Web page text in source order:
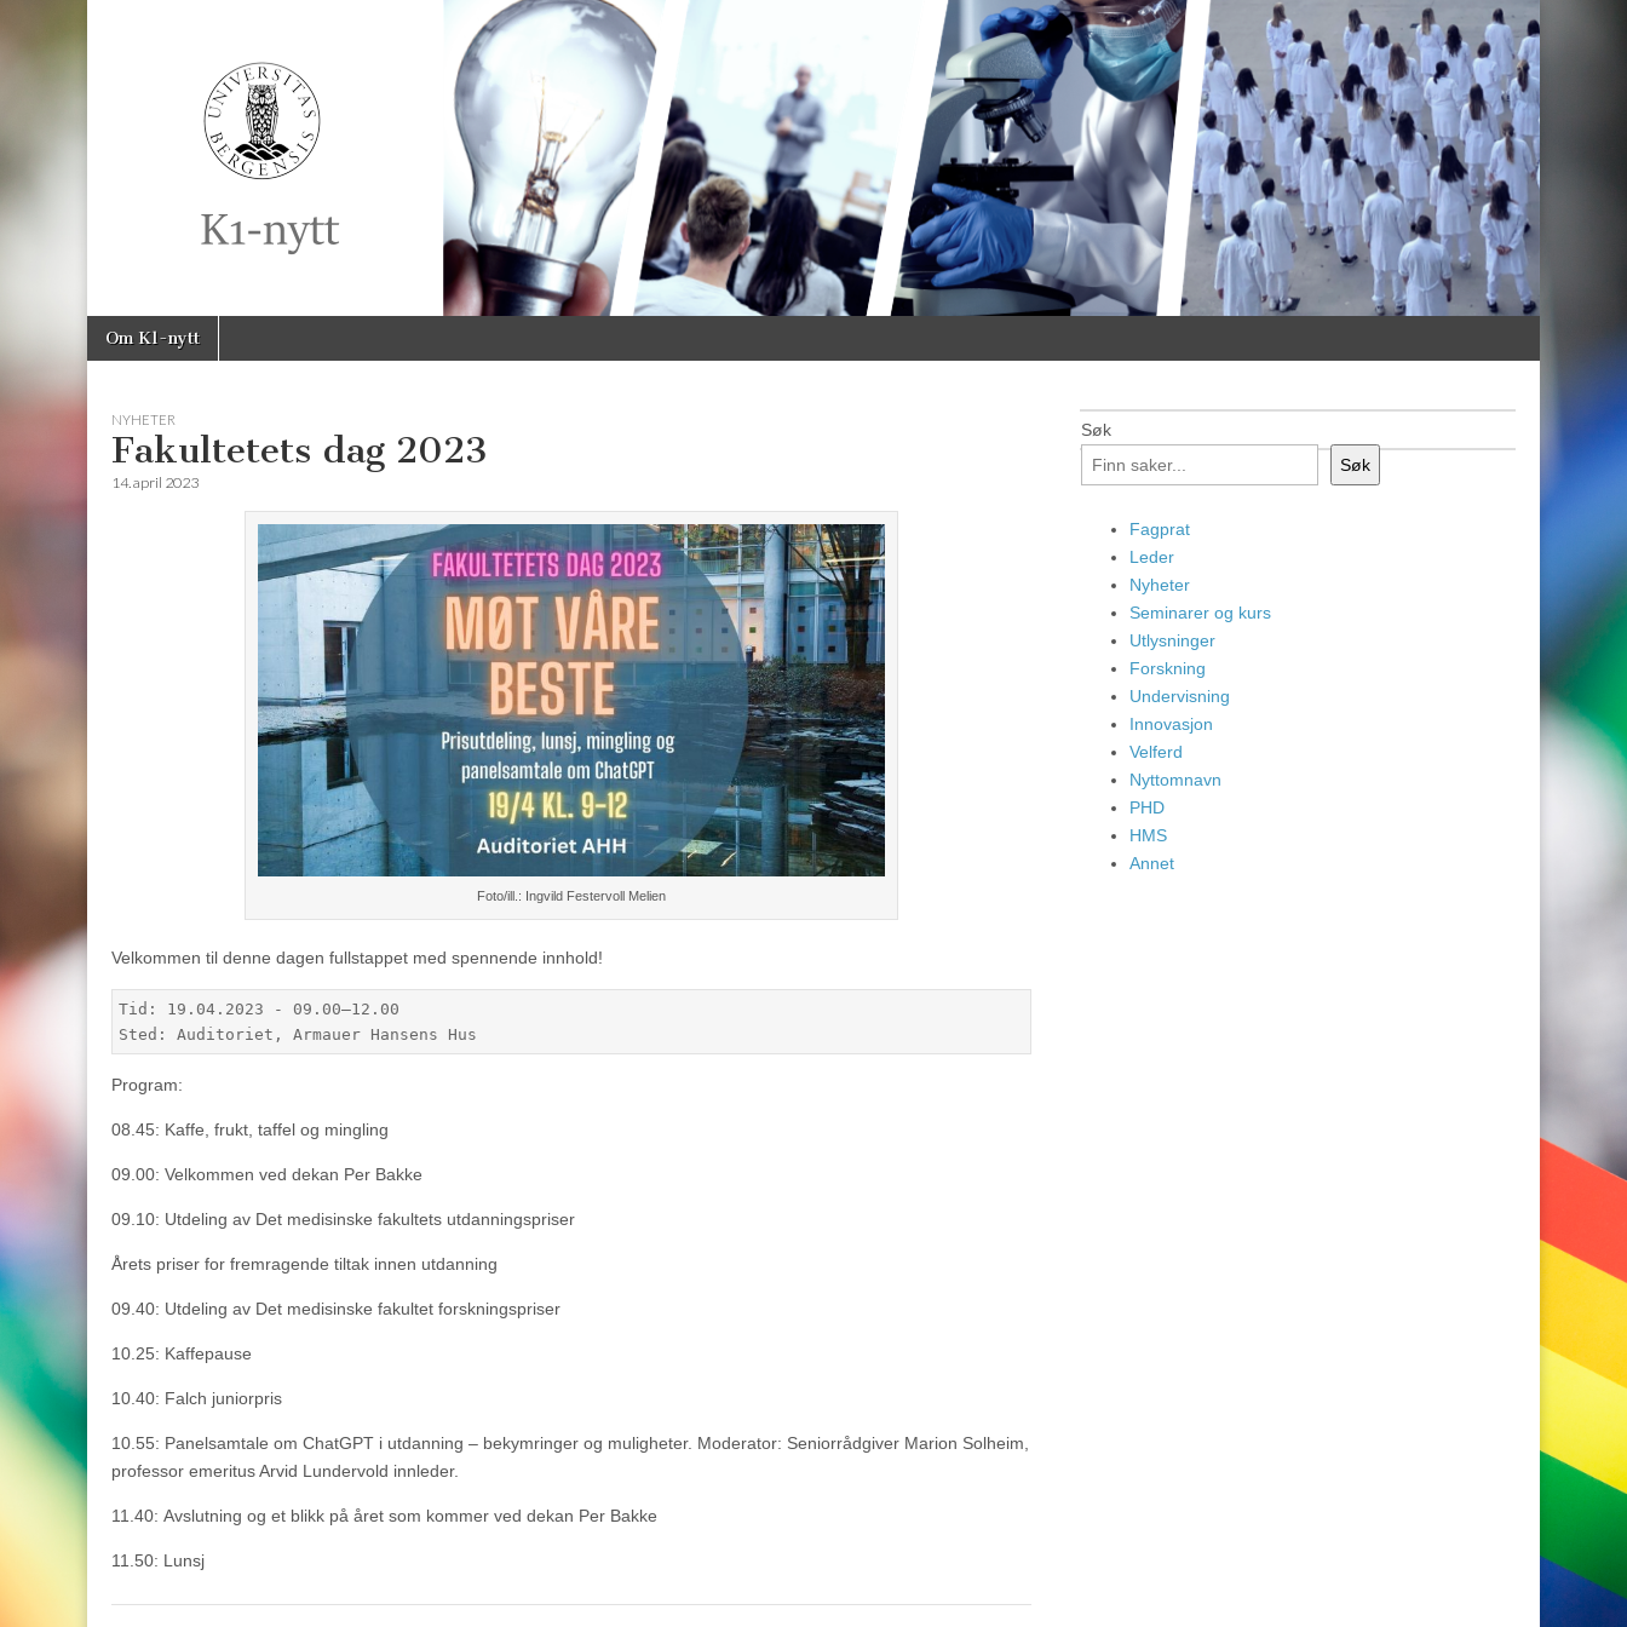
K1-
Nytt
Main
menu
Skip
Om K1-nytt
NYHETER
Fakultetets dag 2023
14. april 2023
Foto/ill.: Ingvild Festervoll Melien
Velkommen til denne dagen fullstappet med spennende innhold!
Tid: 19.04.2023 - 09.00–12.00
Sted: Auditoriet, Armauer Hansens Hus
Program:
08.45: Kaffe, frukt, taffel og mingling
09.00: Velkommen ved dekan Per Bakke
09.10: Utdeling av Det medisinske fakultets utdanningspriser
Årets priser for fremragende tiltak innen utdanning
09.40: Utdeling av Det medisinske fakultet forskningspriser
10.25: Kaffepause
10.40: Falch juniorpris
10.55: Panelsamtale om ChatGPT i utdanning – bekymringer og muligheter. Moderator: Seniorrådgiver Marion Solheim,
professor emeritus Arvid Lundervold innleder.
11.40: Avslutning og et blikk på året som kommer ved dekan Per Bakke
11.50: Lunsj
Søk
Søk
Fagprat
Leder
Nyheter
Seminarer og kurs
Utlysninger
Forskning
Undervisning
Innovasjon
Velferd
Nyttomnavn
PHD
HMS
Annet